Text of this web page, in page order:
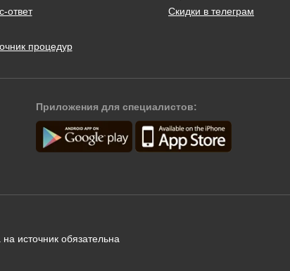
ответ
процедур
Скидки в телеграм
Приложения для специалистов:
источник обязательна